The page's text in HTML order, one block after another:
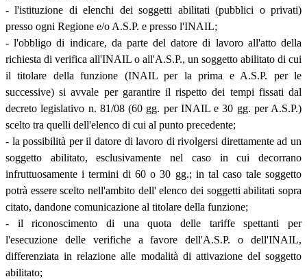
- l'istituzione di elenchi dei soggetti abilitati (pubblici o privati)
presso ogni Regione e/o A.S.P. e presso l'INAIL;
- l'obbligo di indicare, da parte del datore di lavoro all'atto della
richiesta di verifica all'INAIL o all'A.S.P., un soggetto abilitato di cui
il titolare della funzione (INAIL per la prima e A.S.P. per le
successive) si avvale per garantire il rispetto dei tempi fissati dal
decreto legislativo n. 81/08 (60 gg. per INAIL e 30 gg. per A.S.P.)
scelto tra quelli dell'elenco di cui al punto precedente;
- la possibilità per il datore di lavoro di rivolgersi direttamente ad un
soggetto abilitato, esclusivamente nel caso in cui decorrano
infruttuosamente i termini di 60 o 30 gg.; in tal caso tale soggetto
potrà essere scelto nell'ambito dell' elenco dei soggetti abilitati sopra
citato, dandone comunicazione al titolare della funzione;
- il riconoscimento di una quota delle tariffe spettanti per
l'esecuzione delle verifiche a favore dell'A.S.P. o dell'INAIL,
differenziata in relazione alle modalità di attivazione del soggetto
abilitato;